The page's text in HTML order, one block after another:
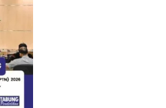
Kosong
ditempatkan di
mengikut lokasi
oleh calon.